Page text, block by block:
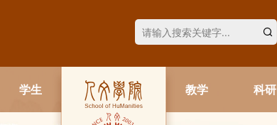
学生 教学 科研